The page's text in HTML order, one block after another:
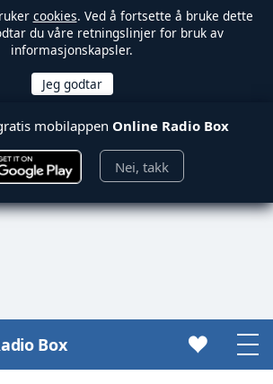
cookies. Ved å fortsette å bruke dette
du våre retningslinjer for bruk av
informasjonskapsler.
mobilappen Online Radio Box
Nei, takk
Box